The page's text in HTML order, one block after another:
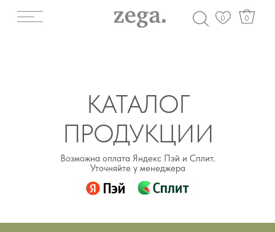
0
ПРОДУКЦИИ
Возможна оплата Яндекс Пэй и Сплит.